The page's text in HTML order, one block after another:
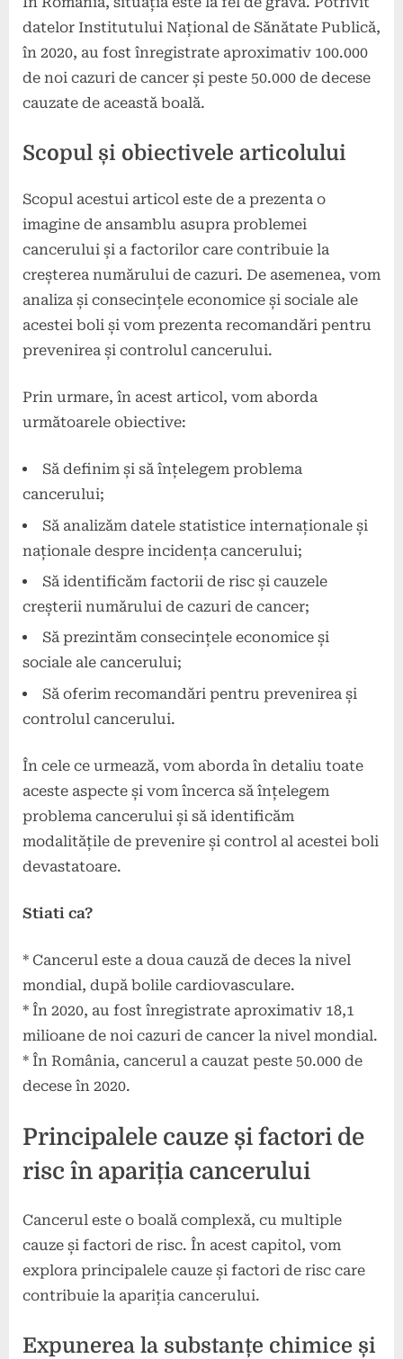
datelor Institutului Național de Sănătate Publică,
în 2020, au fost înregistrate aproximativ 100.000
de noi cazuri de cancer și peste 50.000 de decese
cauzate de această boală.
Scopul și obiectivele articolului
Scopul acestui articol este de a prezenta o
imagine de ansamblu asupra problemei
cancerului și a factorilor care contribuie la
creșterea numărului de cazuri. De asemenea, vom
analiza și consecințele economice și sociale ale
acestei boli și vom prezenta recomandări pentru
prevenirea și controlul cancerului.
Prin urmare, în acest articol, vom aborda
următoarele obiective:
Să definim și să înțelegem problema
cancerului;
Să analizăm datele statistice internaționale și
naționale despre incidența cancerului;
Să identificăm factorii de risc și cauzele
creșterii numărului de cazuri de cancer;
Să prezintăm consecințele economice și
sociale ale cancerului;
Să oferim recomandări pentru prevenirea și
controlul cancerului.
În cele ce urmează, vom aborda în detaliu toate
aceste aspecte și vom încerca să înțelegem
problema cancerului și să identificăm
modalitățile de prevenire și control al acestei boli
devastatoare.
Stiati ca?
* Cancerul este a doua cauză de deces la nivel
mondial, după bolile cardiovasculare.
* În 2020, au fost înregistrate aproximativ 18,1
milioane de noi cazuri de cancer la nivel mondial.
* În România, cancerul a cauzat peste 50.000 de
decese în 2020.
Principalele cauze și factori de
risc în apariția cancerului
Cancerul este o boală complexă, cu multiple
cauze și factori de risc. În acest capitol, vom
explora principalele cauze și factori de risc care
contribuie la apariția cancerului.
Expunerea la substanțe chimice și